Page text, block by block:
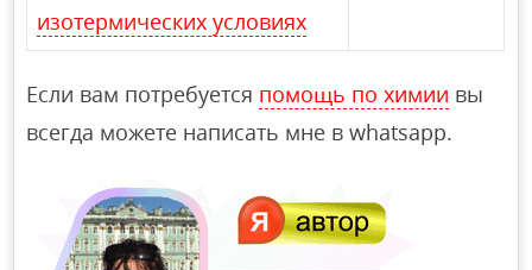
изотермических условиях
Если вам потребуется помощь по химии вы
всегда можете написать мне в whatsapp.